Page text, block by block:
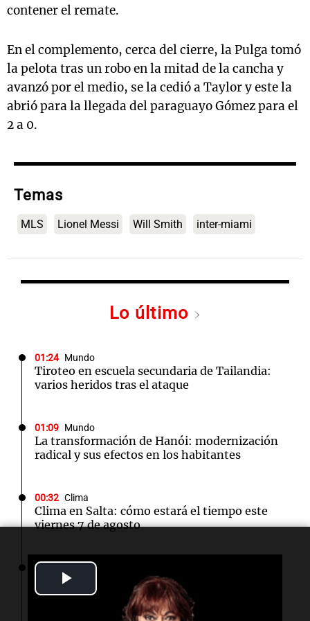
Video
contener el remate.
En el complemento, cerca del cierre, la Pulga tomó
la pelota tras un robo en la mitad de la cancha y
avanzó por el medio, se la cedió a Taylor y este la
abrió para la llegada del paraguayo Gómez para el
2 a 0.
Temas
MLS Lionel Messi Will Smith inter-miami
Lo último
01:24 Mundo
Tiroteo en escuela secundaria de Tailandia:
varios heridos tras el ataque
01:09 Mundo
La transformación de Hanói: modernización
radical y sus efectos en los habitantes
00:32 Clima
Clima en Salta: cómo estará el tiempo este
viernes 7 de agosto
00:32 Mundo
Simone Biles da inicio a la cuenta regresiva
para los Juegos Panamericanos de Lima 2027